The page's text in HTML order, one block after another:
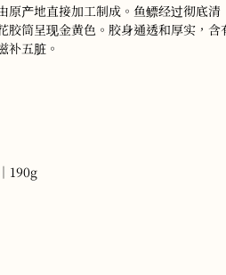
原产地直接加工制成。鱼鳔经过彻底清
胶筒呈现金黄色。胶身通透和厚实，含
补五脏。
190g